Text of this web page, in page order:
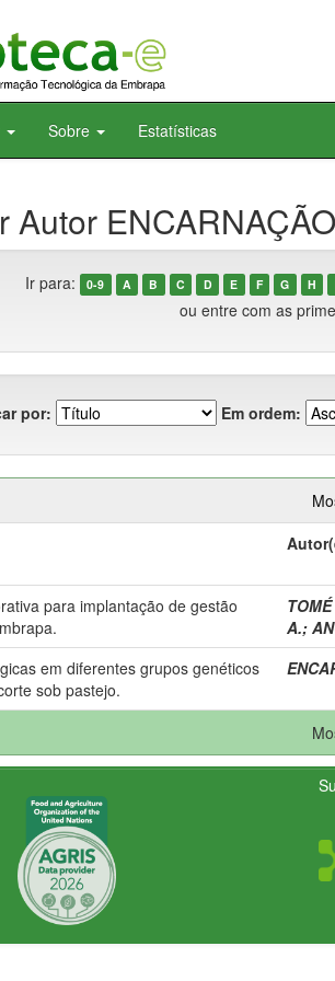
Sobre Estatísticas
Autor
Ir para: 0-9 A B C D E F G H
ou entre com as
por: Em ordem:
para implantação de gestão
A.;
em diferentes grupos genéticos
sob pastejo.